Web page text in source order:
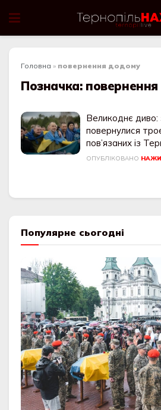
Головна » повернення додому
Позначка:
Великоднє диво:
повернулися
пов’язаних із
ОПУБЛІКОВАНО
Популярне сьогодні